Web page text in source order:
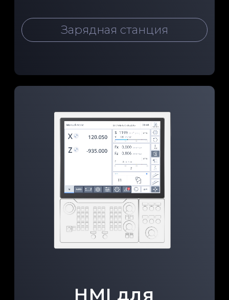
для контроля параметрами
HMI
Для рабочих мест мы делаем